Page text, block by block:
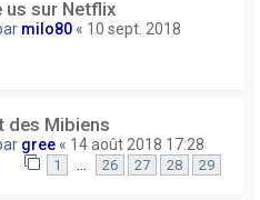
us sur Netflix
milo80 « 10 sept. 2018
des Mibiens
gree « 14 août 2018 17:28
1 26 27 28 29